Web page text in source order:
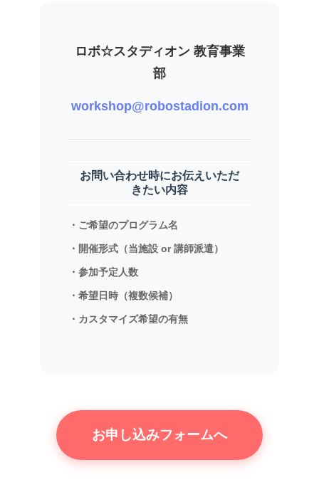
ロボ☆スタディオン 教育事業
部
workshop@robostadion.com
お問い合わせ時にお伝えいただ
きたい内容
・ご希望のプログラム名
・開催形式（当施設 or 講師派遣）
・参加予定人数
・希望日時（複数候補）
・カスタマイズ希望の有無
お申し込みフォームへ